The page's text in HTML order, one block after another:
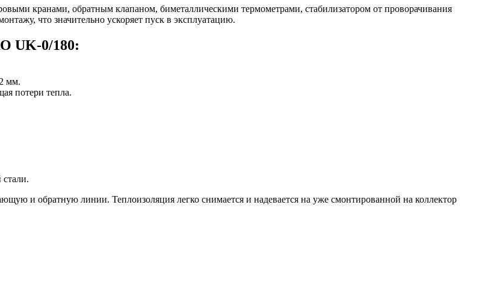
кранами, обратным клапаном, биметаллическими термометрами, стабилизатором от проворачивания
что значительно ускоряет пуск в эксплуатацию.
UK-0/180:
мм.
потери тепла.
и обратную линии. Теплоизоляция легко снимается и надевается на уже смонтированной на коллектор